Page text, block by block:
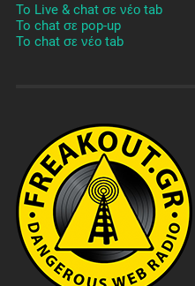
To Live & chat σε νέο tab
To chat σε pop-up
To chat σε νέο tab